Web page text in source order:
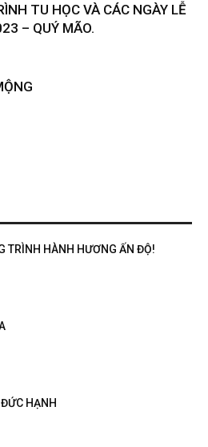
TU HỌC VÀ CÁC NGÀY LỄ
– QUÝ MÃO.
TRÌNH HÀNH HƯƠNG ẤN ĐỘ!
HẠNH